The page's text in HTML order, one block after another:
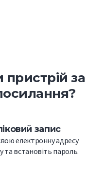
пристрій за
запис
електронну адресу
та встановіть пароль.